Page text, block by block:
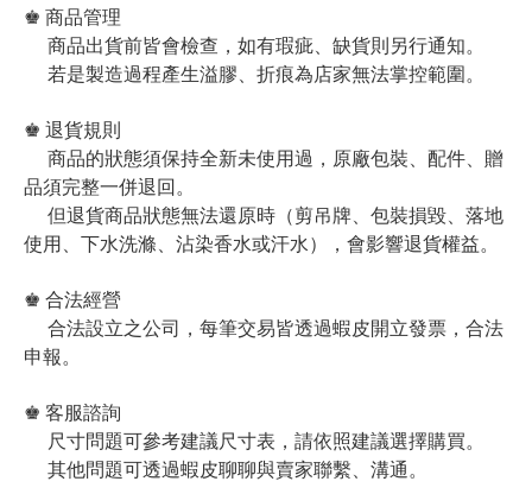
♚ 商品管理
商品出貨前皆會檢查，如有瑕疵、缺貨則另行通知。
若是製造過程產生溢膠、折痕為店家無法掌控範圍。
♚ 退貨規則
商品的狀態須保持全新未使用過，原廠包裝、配件、贈
品須完整一併退回。
但退貨商品狀態無法還原時（剪吊牌、包裝損毀、落地
使用、下水洗滌、沾染香水或汗水），會影響退貨權益。
♚ 合法經營
合法設立之公司，每筆交易皆透過蝦皮開立發票，合法
申報。
♚ 客服諮詢
尺寸問題可參考建議尺寸表，請依照建議選擇購買。
其他問題可透過蝦皮聊聊與賣家聯繫、溝通。